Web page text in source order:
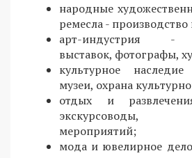
народные
ремесла -
арт-индустрия -
выставок, фотографы,
культурное
музеи, охрана
отдых и
экскурсоводы,
мероприятий;
мода и ювелирное